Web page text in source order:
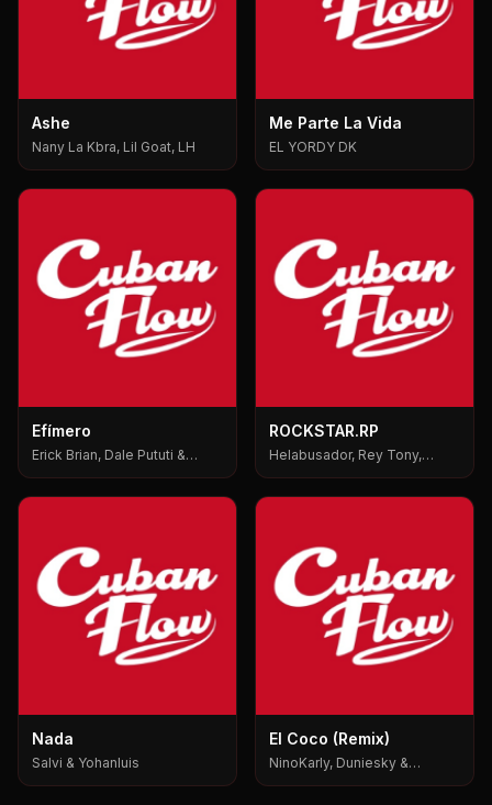
Ashe
Nany La Kbra, Lil Goat, LH
Me Parte La Vida
EL YORDY DK
Efímero
Erick Brian, Dale Pututi &
ROCKSTAR.RP
Helabusador, Rey Tony,
Nada
Salvi & Yohanluis
El Coco (Remix)
NinoKarly, Duniesky &